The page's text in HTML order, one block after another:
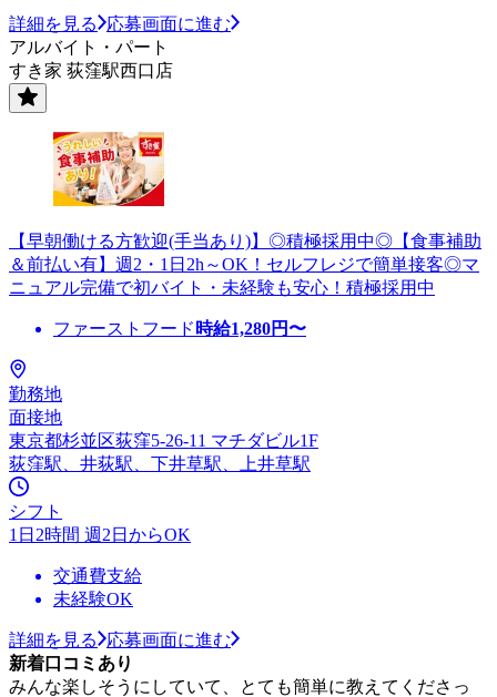
詳細を見る
応募画面に進む
アルバイト・パート
すき家 荻窪駅西口店
【早朝働ける方歓迎(手当あり)】◎積極採用中◎【食事補助
＆前払い有】週2・1日2h～OK！セルフレジで簡単接客◎マ
ニュアル完備で初バイト・未経験も安心！積極採用中
ファーストフード 時給1,280円〜
勤務地
面接地
東京都杉並区荻窪5-26-11 マチダビル1F
荻窪駅、井荻駅、下井草駅、上井草駅
シフト
1日2時間 週2日からOK
交通費支給
未経験OK
詳細を見る
応募画面に進む
新着口コミあり
みんな楽しそうにしていて、とても簡単に教えてくださっ